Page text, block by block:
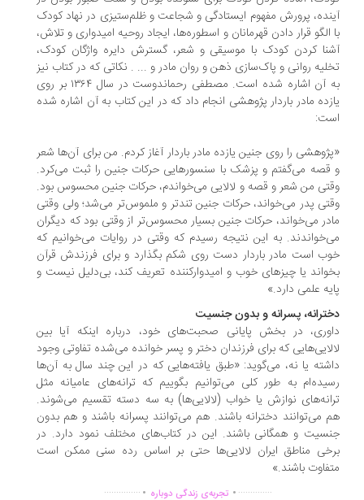
پرورش مفهوم ایستادگی و شجاعت و ظلم‌ستیزی در نهاد کودک
الگو قرار دادن قهرمانان و اسطوره‌ها، ایجاد روحیه امیدواری و تلاش،
کردن کودک با موسیقی و شعر، گسترش دایره واژگان کودک،
روانی و پاک‌سازی ذهن و روان مادر و ... . نکاتی که در کتاب نیز
به آن اشاره شده است. مصطفی رحماندوست در سال ۱۳۶۴ بر روی
مادر باردار پژوهشی انجام داد که در این کتاب به آن اشاره شده
را روی جنین یازده مادر باردار آغاز کردم. من برای آن‌ها شعر
می‌گفتم و پزشک با سنسورهایی حرکات جنین را ثبت می‌کرد.
من شعر و قصه و لالایی می‌خواندم، حرکات جنین محسوس بود.
پدر می‌خواند، حرکات جنین تندتر و ملموس‌تر می‌شد؛ ولی وقتی
می‌خواند، حرکات جنین بسیار محسوس‌تر از وقتی بود که دیگران
به این نتیجه رسیدم که وقتی در روایات می‌خوانیم که
است مادر باردار دست روی شکم بگذارد و برای فرزندش قرآن
یا چیزهای خوب و امیدوارکننده تعریف کند، بی‌دلیل نیست و
علمی دارد.»
پسرانه و بدون جنسیت
در بخش پایانی صحبت‌های خود، درباره اینکه آیا بین
که برای فرزندان دختر و پسر خوانده می‌شده تفاوتی وجود
یا نه، می‌گوید: «طبق یافته‌هایی که در این چند سال به آن‌ها
به طور کلی می‌توانیم بگوییم که ترانه‌های عامیانه مثل
نوازش یا خواب (لالایی‌ها) به سه دسته تقسیم می‌شوند.
می‌توانند دخترانه باشند. هم می‌توانند پسرانه باشند و هم بدون
و همگانی باشند. این در کتاب‌های مختلف نمود دارد. در
مناطق ایران لالایی‌ها حتی بر اساس رده سنی ممکن است
باشند.»
............... .تجربه‌ی زندگی دوباره ...............